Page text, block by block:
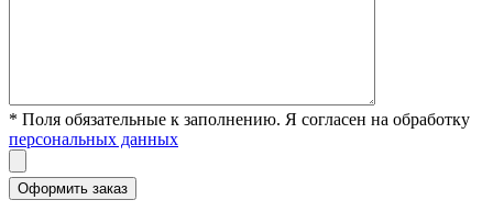
* Поля обязательные к заполнению. Я согласен на обработку
персональных данных